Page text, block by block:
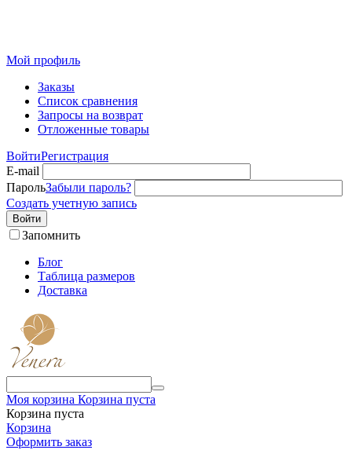
Мой профиль
Заказы
Список сравнения
Запросы на возврат
Отложенные товары
ВойтиРегистрация
E-mail
ПарольЗабыли пароль?
Создать учетную запись
Войти
Запомнить
Блог
Таблица размеров
Доставка
Моя корзина Корзина пуста
Корзина пуста
Корзина
Оформить заказ